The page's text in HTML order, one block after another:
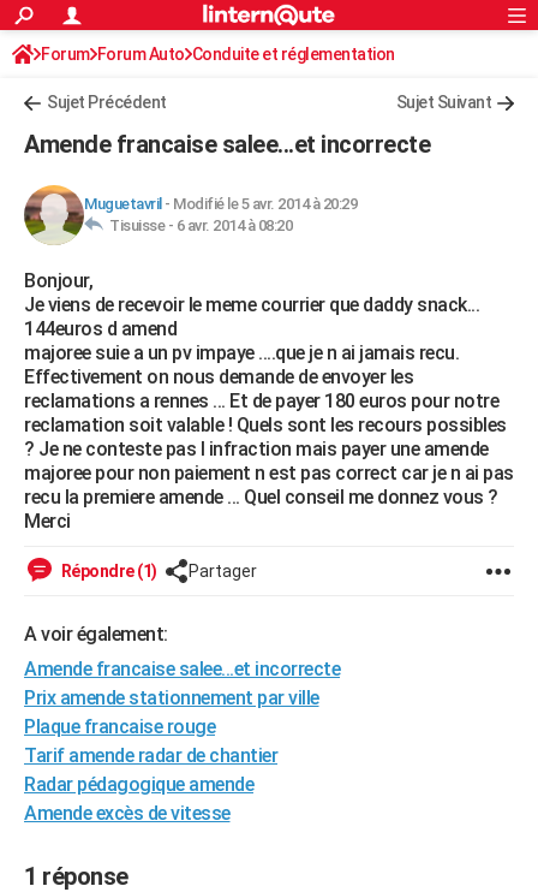
ACTUALITÉS
Politique
Société
Faits Divers
Education
Monde
Villes
+
Retraite
Impôts
Epargne
Immobilier
Risques naturels par ville
Banque
Assurance
Crédit
AUTO
HIGH-TECH
Mobiles
Meilleur smartphone
Internet
Ordinateurs
Jeux vidéo
Guide high-tech
+BRICOLAGE
Forum
Aménagement intérieur
Extérieur
Cuisine
Salle de bains
Jardinage
Rangement
WEEK-END
Guides de France
Escapades
Patrimoine
Expositions
Musées
Week-end nature
LIFESTYLE
Art de vivre
Bien-être
Loisirs
Modes de vie
SANTE
Alimentation
Guide de la santé
Maladies
Médicaments
Sommeil
VOYAGE
Destinations
City break
Voyage nature
Voyage de noces
Forum
Climat
PHOTO
BONS PLANS
CARTE DE VOEUX
Carte de Noël
Carte Bonne année
Carte Saint-Valentin
Carte Pâques
Carte d'anniversaire
DICTIONNAIRE
Dictionnaire
Biographies
Citations
Expressions
Proverbes
PROGRAMME TV
S'inscrire
Connexion
Forum Forum Auto Conduite et réglementation
Radars et permis
Sujet Précédent Sujet Suivant
Amende francaise salee...et incorrecte
Muguetavril - Modifié le 5 avr. 2014 à 20:29
Tisuisse - 6 avr. 2014 à 08:20
Bonjour,
Je viens de recevoir le meme courrier que daddy snack...
144euros d amend
majoree suie a un pv impaye ....que je n ai jamais recu.
Effectivement on nous demande de envoyer les
reclamations a rennes ... Et de payer 180 euros pour notre
reclamation soit valable ! Quels sont les recours possibles
? Je ne conteste pas l infraction mais payer une amende
majoree pour non paiement n est pas correct car je n ai pas
recu la premiere amende ... Quel conseil me donnez vous ?
Merci
Répondre (1) Partager
A voir également:
Amende francaise salee...et incorrecte
Prix amende stationnement par ville
Plaque francaise rouge
Tarif amende radar de chantier
Radar pédagogique amende
Amende excès de vitesse
1 réponse